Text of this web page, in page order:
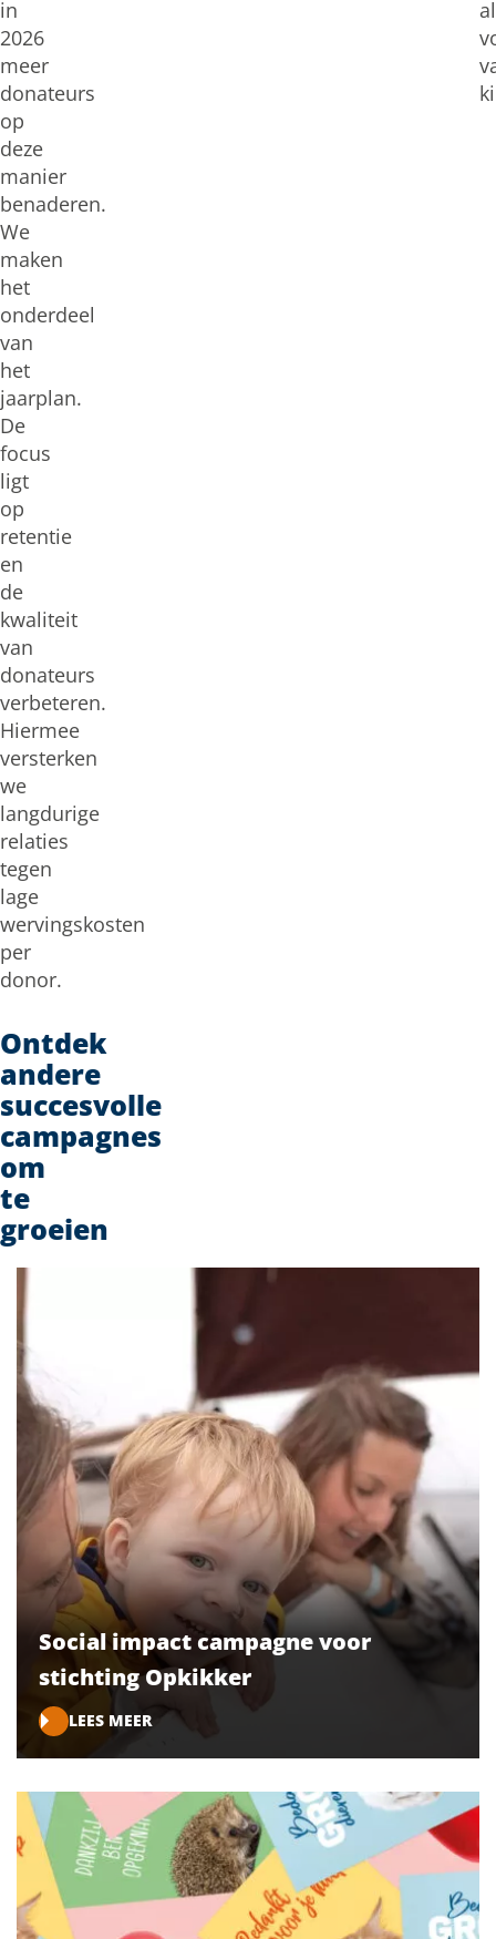
in
2026
meer
donateurs
op
deze
manier
benaderen.
We
maken
het
onderdeel
van
het
jaarplan.
De
focus
ligt
op
retentie
en
de
kwaliteit
van
donateurs
verbeteren.
Hiermee
versterken
we
langdurige
relaties
tegen
lage
wervingskosten
per
donor.
Ontdek
andere
succesvolle
campagnes
om
te
groeien
Social impact campagne voor
stichting Opkikker
LEES MEER